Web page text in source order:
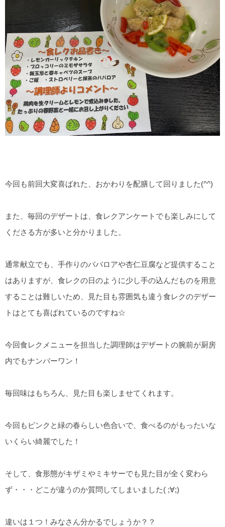
今回も前回大変喜ばれた、おかわりを配膳して回りました(^^)
また、毎回のデザートは、食レクアンケートでも楽しみにして
くださる方が多いと分かりました。
通常献立でも、手作りのババロアや杏仁豆腐など提供すること
はありますが、食レクの日のように少し手の込んだものを用意
することは難しいため、見た目も雰囲気も違う食レクのデザー
トはとても喜ばれているのですね☆
今回食レクメニューを担当した調理師はデザートの腕前が厨房
内でもナンバーワン！
毎回味はもちろん、見た目も楽しませてくれます。
今回もピンクと緑の春らしい色合いで、食べるのがもったいな
いくらい綺麗でした！
そして、食形態がキザミやミキサーでも見た目が全く変わら
ず・・・どこが違うのか質問してしまいました( ;∀;)
違いは１つ！みなさん分かるでしょうか？？